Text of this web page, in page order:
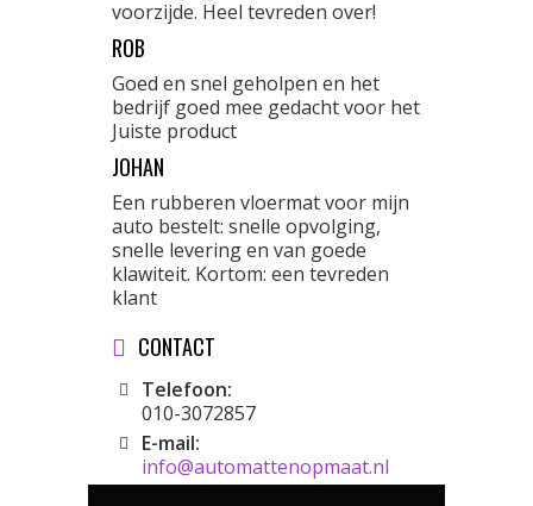
voorzijde. Heel tevreden over!
ROB
Goed en snel geholpen en het
bedrijf goed mee gedacht voor het
Juiste product
JOHAN
Een rubberen vloermat voor mijn
auto bestelt: snelle opvolging,
snelle levering en van goede
klawiteit. Kortom: een tevreden
klant
CONTACT
Telefoon:
010-3072857
E-mail:
info@automattenopmaat.nl